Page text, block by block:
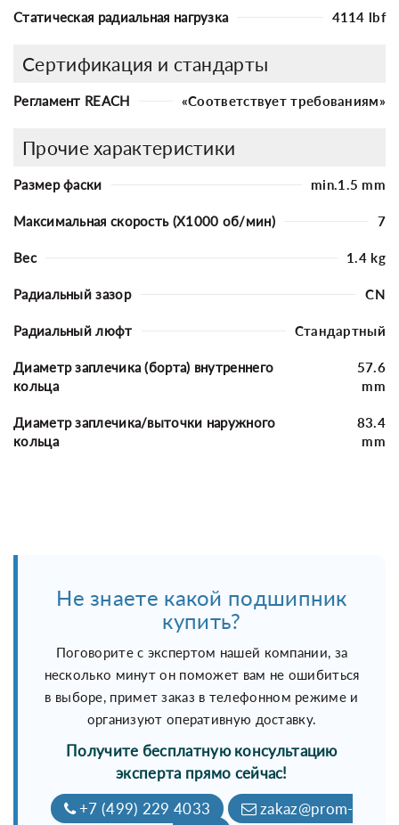
Статическая радиальная нагрузка 4114 lbf
Сертификация и стандарты
Регламент REACH «Соответствует требованиям»
Прочие характеристики
Размер фаски min.1.5 mm
Максимальная скорость (X1000 об/мин) 7
Вес 1.4 kg
Радиальный зазор CN
Радиальный люфт Стандартный
Диаметр заплечика (борта) внутреннего
кольца
57.6
mm
Диаметр заплечика/выточки наружного
кольца
83.4
mm
Не знаете какой подшипник
купить?
Поговорите с экспертом нашей компании, за
несколько минут он поможет вам не ошибиться
в выборе, примет заказ в телефонном режиме и
организуют оперативную доставку.
Получите бесплатную консультацию
эксперта прямо сейчас!
+7 (499) 229 4033
zakaz@prom-